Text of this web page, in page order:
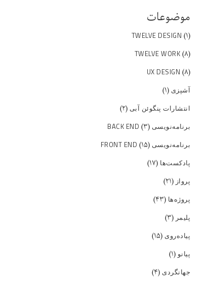
موضوعات
TWELVE DESIGN (۱)
TWELVE WORK (۸)
UX DESIGN (۸)
آشپزی (۱)
انتشارات پنگوئن آبی (۲)
برنامه‌نویسی BACK END (۳)
برنامه‌نویسی FRONT END (۱۵)
پادکست‌ها (۱۷)
پرواز(۲۱)
پروژه‌ها (۴۳)
پلیمر(۳)
پیاده‌روی (۱۵)
پیانو(۱)
جهانگردی (۴)